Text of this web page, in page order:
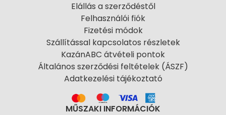
Elállás a szerződéstől
Felhasználói fiók
Fizetési módok
Szállítással kapcsolatos részletek
KazánABC átvételi pontok
Általános szerződési feltételek (ÁSZF)
Adatkezelési tájékoztató
MŰSZAKI INFORMÁCIÓK